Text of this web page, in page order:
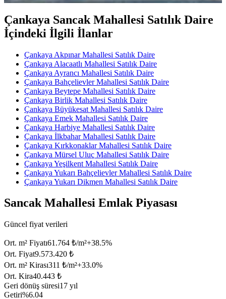
Çankaya Sancak Mahallesi Satılık Daire
İçindeki İlgili İlanlar
Çankaya Akpınar Mahallesi Satılık Daire
Çankaya Alacaatlı Mahallesi Satılık Daire
Çankaya Ayrancı Mahallesi Satılık Daire
Çankaya Bahçelievler Mahallesi Satılık Daire
Çankaya Beytepe Mahallesi Satılık Daire
Çankaya Birlik Mahallesi Satılık Daire
Çankaya Büyükesat Mahallesi Satılık Daire
Çankaya Emek Mahallesi Satılık Daire
Çankaya Harbiye Mahallesi Satılık Daire
Çankaya İlkbahar Mahallesi Satılık Daire
Çankaya Kırkkonaklar Mahallesi Satılık Daire
Çankaya Mürsel Uluç Mahallesi Satılık Daire
Çankaya Yeşilkent Mahallesi Satılık Daire
Çankaya Yukarı Bahçelievler Mahallesi Satılık Daire
Çankaya Yukarı Dikmen Mahallesi Satılık Daire
Sancak Mahallesi Emlak Piyasası
Güncel fiyat verileri
Ort. m² Fiyatı61.764 ₺/m²+38.5%
Ort. Fiyat9.573.420 ₺
Ort. m² Kirası311 ₺/m²+33.0%
Ort. Kira40.443 ₺
Geri dönüş süresi17 yıl
Getiri%6.04